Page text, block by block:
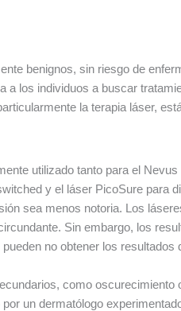
benignos, sin riesgo de
los individuos a buscar
la terapia láser,
utilizado tanto para el
y el láser PicoSure para
sea menos notoria. Los
Sin embargo, los
no obtener los
como
un dermatólogo